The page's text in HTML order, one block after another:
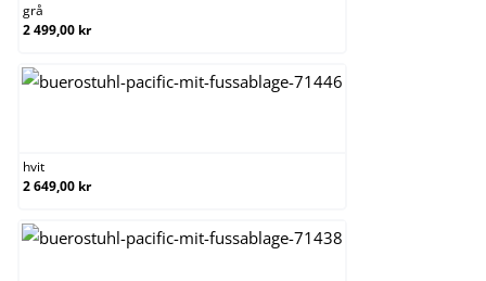
grå
2 499,00 kr
hvit
2 649,00 kr